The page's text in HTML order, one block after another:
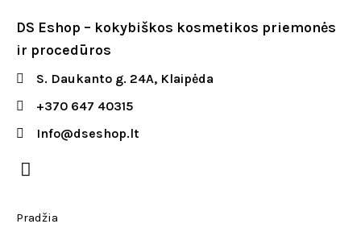
DS Eshop – kokybiškos kosmetikos priemonės
ir procedūros
S. Daukanto g. 24A, Klaipėda
+370 647 40315
Info@dseshop.lt
Pradžia